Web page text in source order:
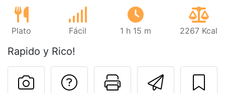
Plato Fácil 1 h 15 m 2267 Kcal
Rapido y Rico!
Imprimir
Preguntar al autor